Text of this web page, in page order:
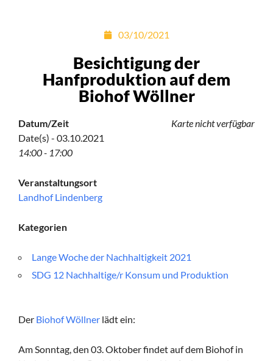
03/10/2021
Besichtigung der
Hanfproduktion auf dem
Biohof Wöllner
Karte nicht verfügbar
Datum/Zeit
Date(s) - 03.10.2021
14:00 - 17:00
Veranstaltungsort
Landhof Lindenberg
Kategorien
Lange Woche der Nachhaltigkeit 2021
SDG 12 Nachhaltige/r Konsum und Produktion
Der Biohof Wöllner lädt ein:
Am Sonntag, den 03. Oktober findet auf dem Biohof in